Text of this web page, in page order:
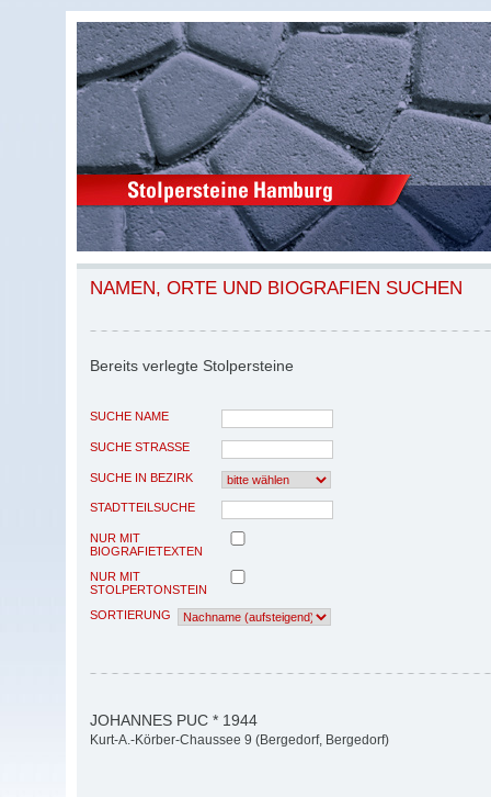
NAMEN, ORTE UND BIOGRAFIEN SUCHEN
Bereits verlegte Stolpersteine
SUCHE NAME
SUCHE STRASSE
SUCHE IN BEZIRK
STADTTEILSUCHE
NUR MIT
BIOGRAFIETEXTEN
NUR MIT
STOLPERTONSTEIN
SORTIERUNG
JOHANNES PUC * 1944
Kurt-A.-Körber-Chaussee 9 (Bergedorf, Bergedorf)